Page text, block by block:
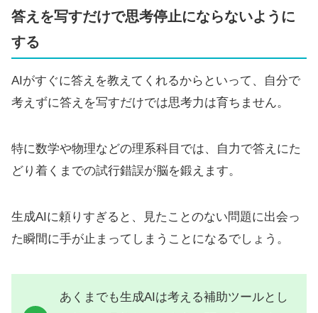
答えを写すだけで思考停止にならないように
する
AIがすぐに答えを教えてくれるからといって、自分で
考えずに答えを写すだけでは思考力は育ちません。
特に数学や物理などの理系科目では、自力で答えにた
どり着くまでの試行錯誤が脳を鍛えます。
生成AIに頼りすぎると、見たことのない問題に出会っ
た瞬間に手が止まってしまうことになるでしょう。
あくまでも生成AIは考える補助ツールとし